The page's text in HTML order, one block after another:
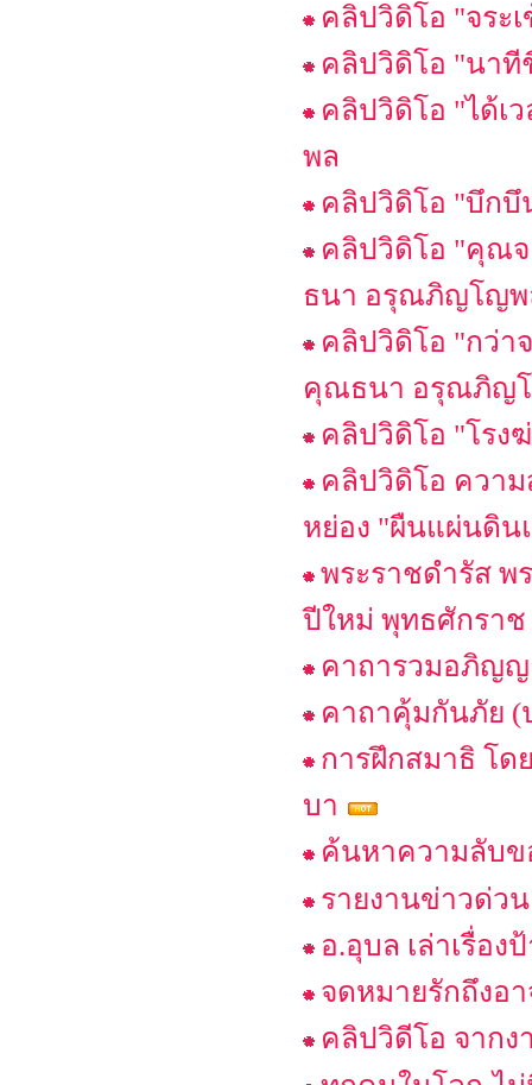
คลิปวิดิโอ "จร
คลิปวิดิโอ "นา
คลิปวิดิโอ "ได้
พล
คลิปวิดิโอ "บึก
คลิปวิดิโอ "คุณ
ธนา อรุณภิญโญ
คลิปวิดิโอ "กว่า
คุณธนา อรุณภิญ
คลิปวิดิโอ "โรง
คลิปวิดิโอ ความ
หย่อง "ผืนแผ่นดิน
พระราชดำรัส
ปีใหม่ พุทธศักรา
คาถารวมอภิญ
คาถาคุ้มกันภัย (
การฝึกสมาธิ โด
บา
ค้นหาความลับข
รายงานข่าวด่ว
อ.อุบล เล่าเรื่อง
จดหมายรักถึงอ
คลิปวิดีโอ จากง